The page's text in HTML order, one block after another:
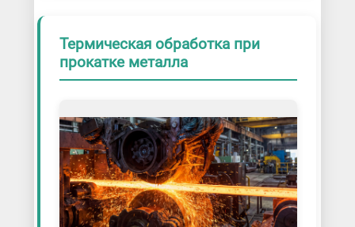
Термическая обработка при
прокатке металла